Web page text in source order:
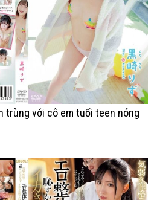
trùng với cô em tuổi teen nóng